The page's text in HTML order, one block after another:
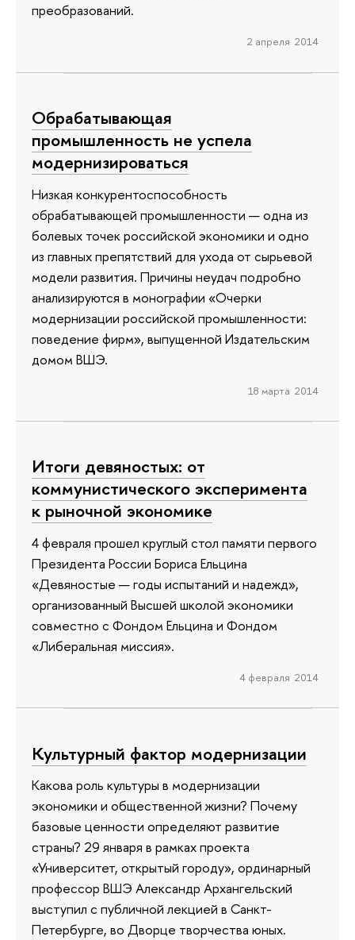
преобразований.
2 апреля 2014
Обрабатывающая
промышленность не успела
модернизироваться
Низкая конкурентоспособность
обрабатывающей промышленности — одна из
болевых точек российской экономики и одно
из главных препятствий для ухода от сырьевой
модели развития. Причины неудач подробно
анализируются в монографии «Очерки
модернизации российской промышленности:
поведение фирм», выпущенной Издательским
домом ВШЭ.
18 марта 2014
Итоги девяностых: от
коммунистического эксперимента
к рыночной экономике
4 февраля прошел круглый стол памяти первого
Президента России Бориса Ельцина
«Девяностые — годы испытаний и надежд»,
организованный Высшей школой экономики
совместно с Фондом Ельцина и Фондом
«Либеральная миссия».
4 февраля 2014
Культурный фактор модернизации
Какова роль культуры в модернизации
экономики и общественной жизни? Почему
базовые ценности определяют развитие
страны? 29 января в рамках проекта
«Университет, открытый городу», ординарный
профессор ВШЭ Александр Архангельский
выступил с публичной лекцией в Санкт-
Петербурге, во Дворце творчества юных.